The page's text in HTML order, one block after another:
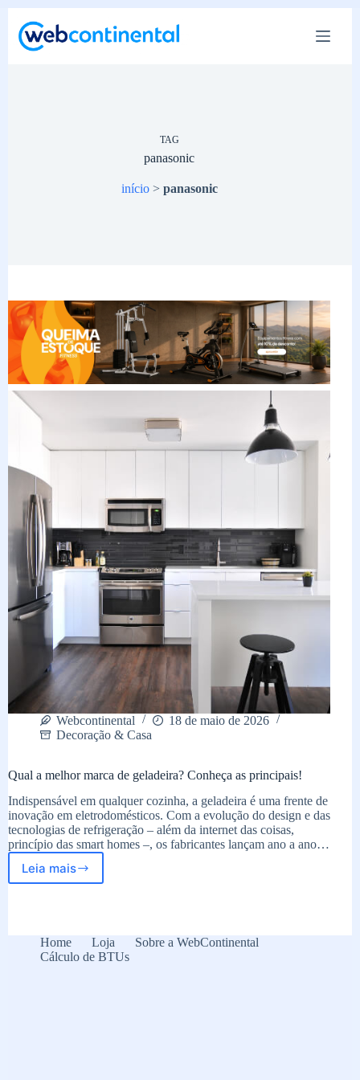
para
TAG
panasonic
início> panasonic
Webcontinental
18 de maio de 2026
Decoração & Casa
Qual a melhor marca de geladeira? Conheça as principais!
Indispensável em qualquer cozinha, a geladeira é uma frente de
inovação em eletrodomésticos. Com a evolução do design e das
tecnologias de refrigeração – além da internet das coisas,
princípio das smart homes –, os fabricantes lançam ano a ano…
Leia mais
Qual
geladeira?
Conheça
Home Loja
Sobre a WebContinental
Cálculo de BTUs